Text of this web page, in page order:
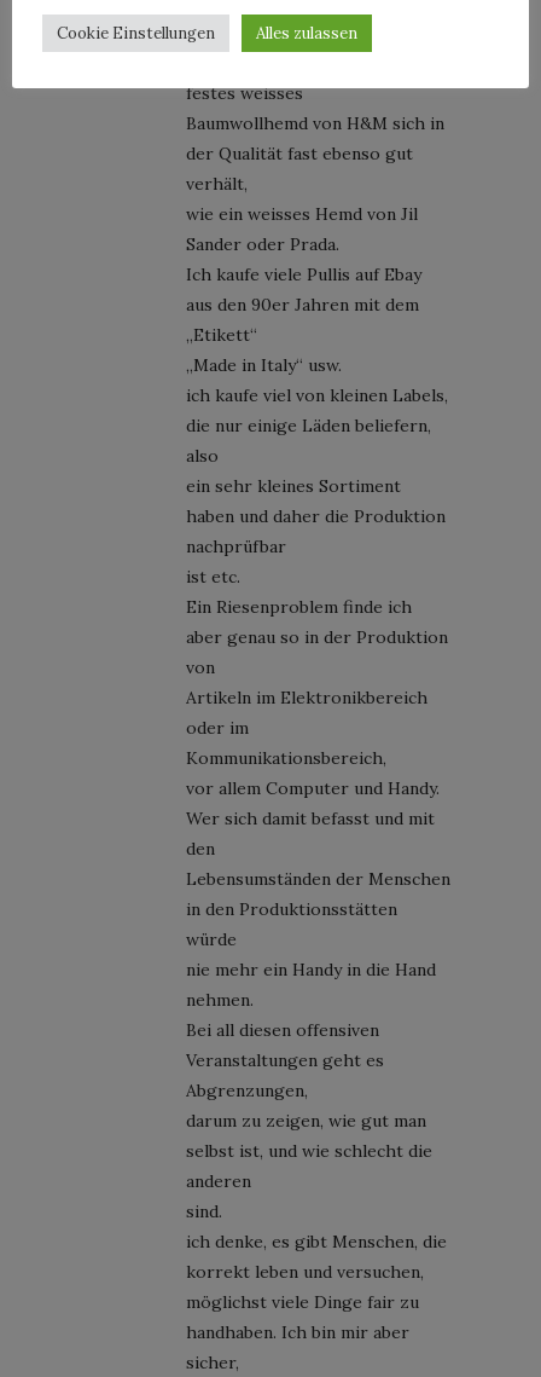
noch aus den 90er Jahren und
festes weisses
Baumwollhemd von H&M sich in
der Qualität fast ebenso gut
verhält,
wie ein weisses Hemd von Jil
Sander oder Prada.
Ich kaufe viele Pullis auf Ebay
aus den 90er Jahren mit dem
„Etikett“
„Made in Italy“ usw.
ich kaufe viel von kleinen Labels,
die nur einige Läden beliefern,
also
ein sehr kleines Sortiment
haben und daher die Produktion
nachprüfbar
ist etc.
Ein Riesenproblem finde ich
aber genau so in der Produktion
von
Artikeln im Elektronikbereich
oder im
Kommunikationsbereich,
vor allem Computer und Handy.
Wer sich damit befasst und mit
den
Lebensumständen der Menschen
in den Produktionsstätten
würde
nie mehr ein Handy in die Hand
nehmen.
Bei all diesen offensiven
Veranstaltungen geht es
Abgrenzungen,
darum zu zeigen, wie gut man
selbst ist, und wie schlecht die
anderen
sind.
ich denke, es gibt Menschen, die
korrekt leben und versuchen,
möglichst viele Dinge fair zu
handhaben. Ich bin mir aber
sicher,
Cookie Einstellungen Alles zulassen